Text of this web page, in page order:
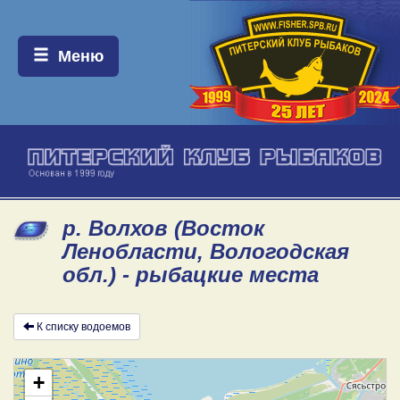
Меню:
Меню
р. Волхов (Восток
Ленобласти, Вологодская
обл.) - рыбацкие места
К списку водоемов
+